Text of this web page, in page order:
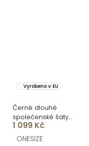
Vyrobeno v EU
Černé dlouhé
společenské šaty
PULONA s rozparkem
1 099 Kč
ONESIZE